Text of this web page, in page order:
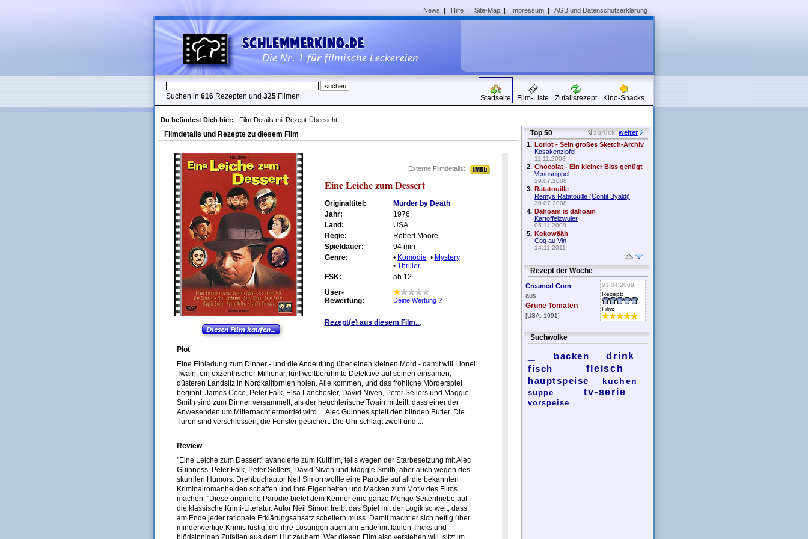
News | Hilfe | Site-Map | Impressum | AGB und Datenschutzerklärung
Suchen in 616 Rezepten und 325 Filmen Startseite Film-Liste Zufallsrezept Kino-Snacks
Du befindest Dich hier: Film-Details mit Rezept-Übersicht
Filmdetails und Rezepte zu diesem Film
Externe Filmdetails:
Eine Leiche zum Dessert
Originaltitel:
Murder by Death
Jahr:
1976
Land:
USA
Regie:
Robert Moore
Spieldauer:
94 min
Genre:
• Komödie • Mystery
• Thriller
FSK:
ab 12
User-
Bewertung:
Deine Wertung ?
Rezept(e) aus diesem Film...
Plot
Eine Einladung zum Dinner - und die Andeutung über einen kleinen Mord - damit will Lionel
Twain, ein exzentrischer Millionär, fünf weltberühmte Detektive auf seinen einsamen,
düsteren Landsitz in Nordkalifornien holen. Alle kommen, und das fröhliche Mörderspiel
beginnt. James Coco, Peter Falk, Elsa Lanchester, David Niven, Peter Sellers und Maggie
Smith sind zum Dinner versammelt, als der heuchlerische Twain mitteilt, dass einer der
Anwesenden um Mitternacht ermordet wird ... Alec Guinnes spielt den blinden Butler. Die
Türen sind verschlossen, die Fenster gesichert. Die Uhr schlägt zwölf und ...
Review
"Eine Leiche zum Dessert" avancierte zum Kultfilm, teils wegen der Starbesetzung mit Alec
Guinness, Peter Falk, Peter Sellers, David Niven und Maggie Smith, aber auch wegen des
skurrilen Humors. Drehbuchautor Neil Simon wollte eine Parodie auf all die bekannten
Kriminalromanhelden schaffen und ihre Eigenheiten und Macken zum Motiv des Films
machen. "Diese originelle Parodie bietet dem Kenner eine ganze Menge Seitenhiebe auf
die klassische Krimi-Literatur. Autor Neil Simon treibt das Spiel mit der Logik so weit, dass
am Ende jeder rationale Erklärungsansatz scheitern muss. Damit macht er sich heftig über
minderwertige Krimis lustig, die ihre Lösungen auch am Ende mit faulen Tricks und
blödsinnigen Zufällen aus dem Hut zaubern. Wer diesen Film also verstehen will, sitzt im
zurück weiter
Top 50
1. Loriot - Sein großes Sketch-Archiv
Kosakenzipfel
11.11.2008
2. Chocolat - Ein kleiner Biss genügt
Venusnippel
29.07.2008
3. Ratatouille
Remys Ratatouille (Confit Byaldi)
30.07.2008
4. Dahoam is dahoam
Kartoffelzwuler
05.11.2009
5. Kokowääh
Coq au Vin
14.11.2011
Rezept der Woche
01.04.2009
Rezept:
Film:
Creamed Corn
aus
Grüne Tomaten
[USA, 1991]
Suchwolke
backen
drink
fisch
fleisch
hauptspeise
kuchen
suppe tv-serie
vorspeise